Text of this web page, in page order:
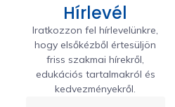
Hírlevél
Iratkozzon fel hírlevelünkre,
hogy elsőkézből értesüljön
friss szakmai hírekről,
edukációs tartalmakról és
kedvezményekről.